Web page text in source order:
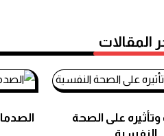
المقالات
على الصحة